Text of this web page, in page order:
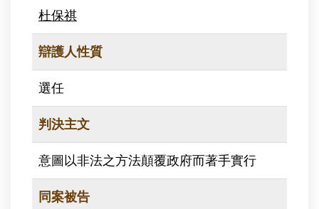
杜保祺
辯護人性質
選任
判決主文
意圖以非法之方法顛覆政府而著手實行
同案被告